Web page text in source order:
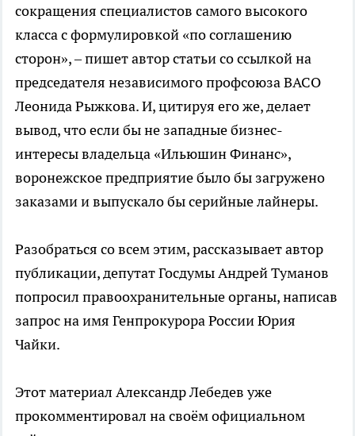
сокращения специалистов самого высокого
класса с формулировкой «по соглашению
сторон», – пишет автор статьи со ссылкой на
председателя независимого профсоюза ВАСО
Леонида Рыжкова. И, цитируя его же, делает
вывод, что если бы не западные бизнес-
интересы владельца «Ильюшин Финанс»,
воронежское предприятие было бы загружено
заказами и выпускало бы серийные лайнеры.
Разобраться со всем этим, рассказывает автор
публикации, депутат Госдумы Андрей Туманов
попросил правоохранительные органы, написав
запрос на имя Генпрокурора России Юрия
Чайки.
Этот материал Александр Лебедев уже
прокомментировал на своём официальном